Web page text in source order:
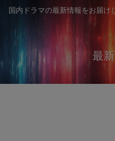
国内ドラマの最新情報をお届け
最